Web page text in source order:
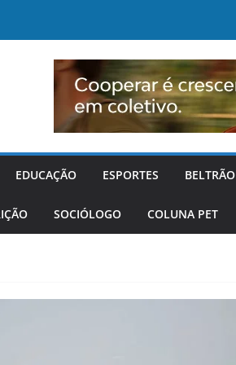
EDUCAÇÃO ESPORTES BELTRÃO
SOCIÓLOGO COLUNA PET